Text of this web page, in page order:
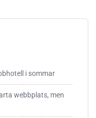
i sommar
webbplats, men